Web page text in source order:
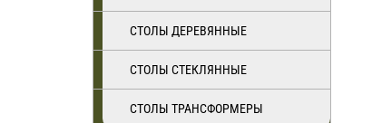
СТОЛЫ ДЕРЕВЯННЫЕ
СТОЛЫ СТЕКЛЯННЫЕ
СТОЛЫ ТРАНСФОРМЕРЫ